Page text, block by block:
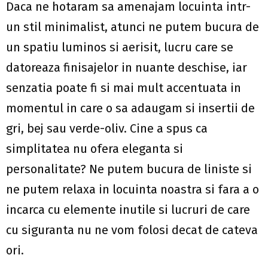
Daca ne hotaram sa amenajam locuinta intr-
un stil minimalist, atunci ne putem bucura de
un spatiu luminos si aerisit, lucru care se
datoreaza finisajelor in nuante deschise, iar
senzatia poate fi si mai mult accentuata in
momentul in care o sa adaugam si insertii de
gri, bej sau verde-oliv. Cine a spus ca
simplitatea nu ofera eleganta si
personalitate? Ne putem bucura de liniste si
ne putem relaxa in locuinta noastra si fara a o
incarca cu elemente inutile si lucruri de care
cu siguranta nu ne vom folosi decat de cateva
ori.